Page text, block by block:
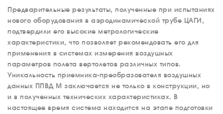
Предварительные результаты, полученные при испытаниях
нового оборудования в аэродинамической трубе ЦАГИ,
подтвердили его высокие метрологические
характеристики, что позволяет рекомендовать его для
применения в системах измерения воздушных
параметров полета вертолетов различных типов.
Уникальность приемника-преобразователя воздушных
данных ППВД М заключается не только в конструкции, но
и в полученных технических характеристиках. В
настоящее время система находится на этапе подготовки